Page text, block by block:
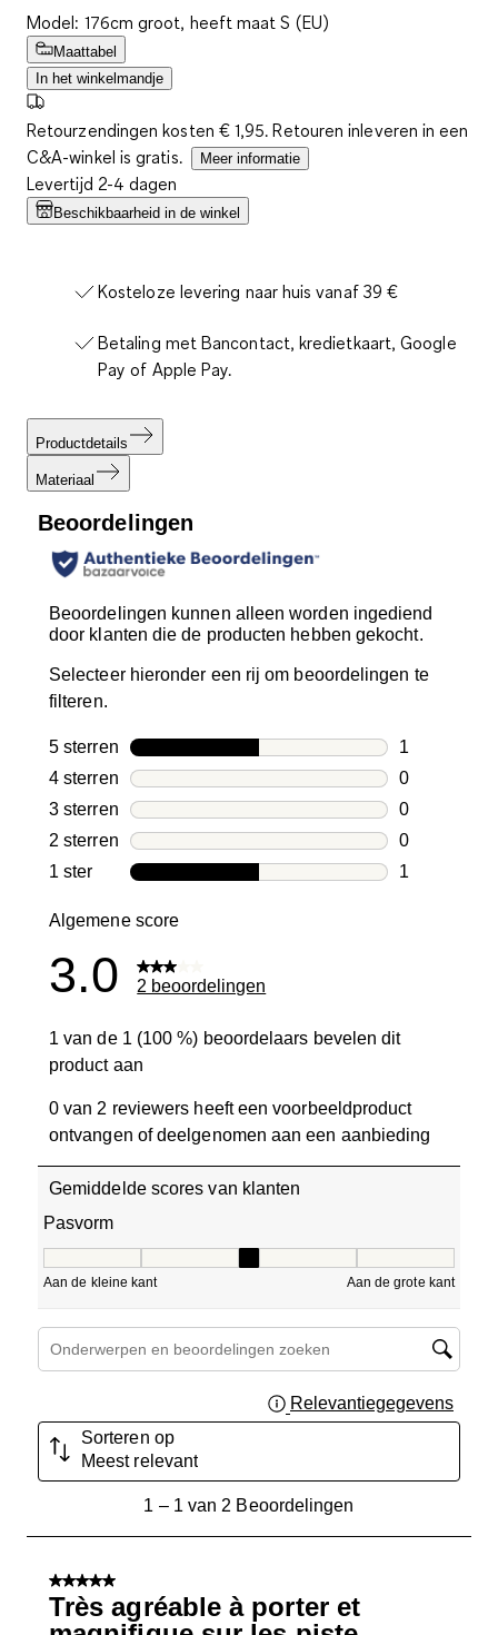
Model: 176cm groot, heeft maat S (EU)
Maattabel
In het winkelmandje
Retourzendingen kosten € 1,95. Retouren inleveren in een
C&A-winkel is gratis.
Meer informatie
Levertijd 2-4 dagen
Beschikbaarheid in de winkel
Kosteloze levering naar huis vanaf 39 €
Betaling met Bancontact, kredietkaart, Google
Pay of Apple Pay.
Productdetails
Materiaal
Beoordelingen
Beoordelingen kunnen alleen worden ingediend
door klanten die de producten hebben gekocht.
Selecteer hieronder een rij om beoordelingen te
filteren.
5 sterren sterren
1
1
4 sterren sterren
0
0
3 sterren sterren
0
0
2 sterren sterren
0
0
1 ster sterren
1
Algemene score
3.0 2 beoordelingen
1 van de 1 (100 %) beoordelaars bevelen dit
product aan
0 van 2 reviewers heeft een voorbeeldproduct
ontvangen of deelgenomen aan een aanbieding
Gemiddelde scores van klanten
Pasvorm
Aan de kleine kant Aan de grote kant
Onderwerpen en beoordelingen zoeken per regio
Relevantiegegevens
Sorteren op
Meest relevant
van
Beoordelingen.
1 – 1 van 2 Beoordelingen
5 van 5 sterren.
Très agréable à porter et